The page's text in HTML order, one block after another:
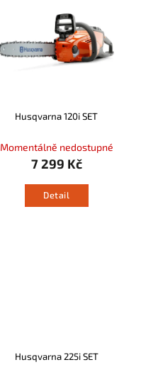
Husqvarna 120i SET
Momentálně nedostupné
7 299 Kč
Detail
Husqvarna 225i SET